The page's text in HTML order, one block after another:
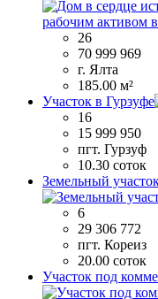
26
70 999 969
г. Ялта
185.00 м²
Участок в Гурзуфе
16
15 999 950
пгт. Гурзуф
10.30 соток
Земельный
6
29 306 772
пгт. Кореиз
20.00 соток
Участок под